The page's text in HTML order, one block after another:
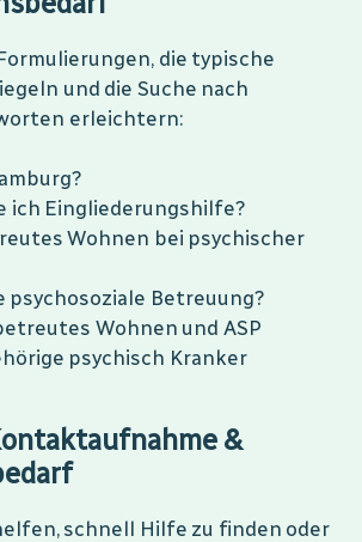
die typische
und die Suche nach
erleichtern:
ich Eingliederungshilfe?
Wohnen bei psychischer
psychosoziale Betreuung?
Wohnen und ASP
psychisch Kranker
&
schnell Hilfe zu finden oder